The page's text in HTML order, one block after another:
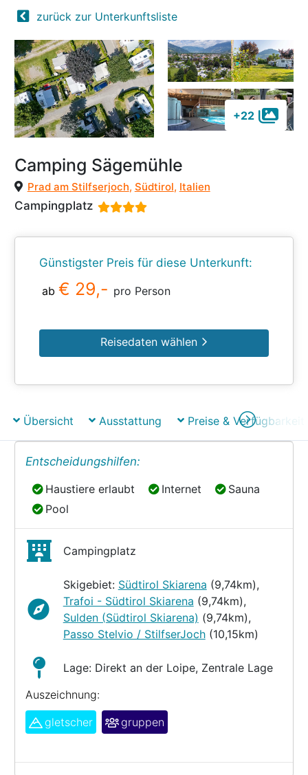
zurück zur Unterkunftsliste
+22
Camping Sägemühle
Prad am Stilfserjoch, Südtirol, Italien
Campingplatz
Günstigster Preis für diese Unterkunft:
ab € 29,- pro Person
Reisedaten wählen
Übersicht Ausstattung Preise & Verfügbarkeit
Entscheidungshilfen:
Haustiere erlaubt
Haustiere erlaubt Internet
Internet Sauna
Sauna
Pool
Pool
Campingplatz
Skigebiet: Südtirol Skiarena (9,74km),
Trafoi - Südtirol Skiarena (9,74km),
Sulden (Südtirol Skiarena) (9,74km),
Passo Stelvio / StilfserJoch(10,15km)
Lage: Direkt an der Loipe, Zentrale Lage
Auszeichnung:
gletscher
gruppen